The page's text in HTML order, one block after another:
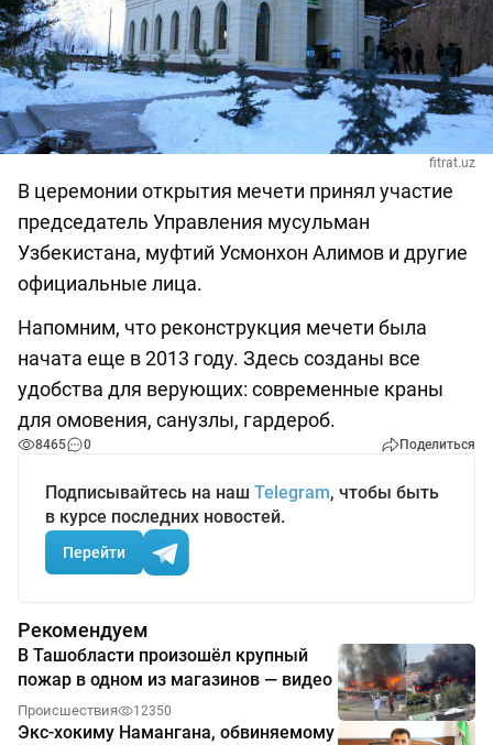
fitrat.uz
В церемонии открытия мечети принял участие
председатель Управления мусульман
Узбекистана, муфтий Усмонхон Алимов и другие
официальные лица.
Напомним, что реконструкция мечети была
начата еще в 2013 году. Здесь созданы все
удобства для верующих: современные краны
для омовения, санузлы, гардероб.
8465 0 Поделиться
Подписывайтесь на наш Telegram, чтобы быть
в курсе последних новостей.
Перейти
Рекомендуем
В Ташобласти произошёл крупный
пожар в одном из магазинов — видео
Происшествия 12350
Экс-хокиму Намангана, обвиняемому